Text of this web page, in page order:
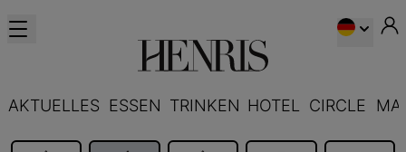
AKTUELLES ESSEN TRINKEN HOTEL CIRCLE